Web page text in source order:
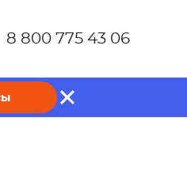
8 800 775 43 06